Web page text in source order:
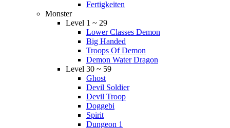
Fertigkeiten
Monster
Level 1 ~ 29
Lower Classes Demon
Big Handed
Troops Of Demon
Demon Water Dragon
Level 30 ~ 59
Ghost
Devil Soldier
Devil Troop
Doggebi
Spirit
Dungeon 1